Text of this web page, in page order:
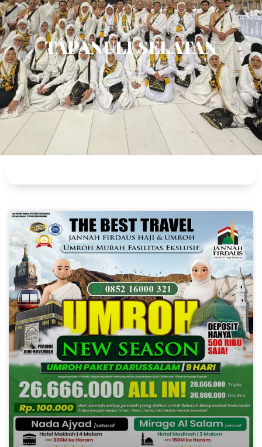
TAPANULI SELATAN